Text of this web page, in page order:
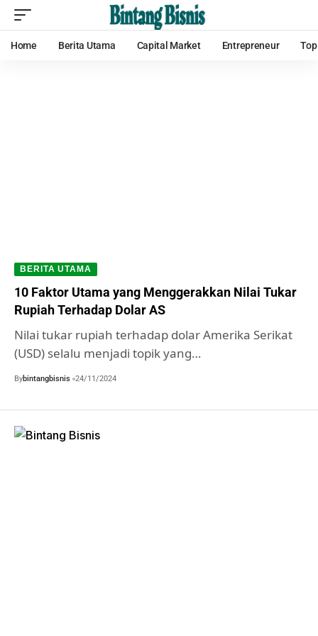
Home Berita Utama Capital Market Entrepreneur
BERITA UTAMA
10 Faktor Utama yang Menggerakkan Nilai Tukar
Rupiah Terhadap Dolar AS
Nilai tukar rupiah terhadap dolar Amerika Serikat
(USD) selalu menjadi topik yang…
Bybintangbisnis 24/11/2024